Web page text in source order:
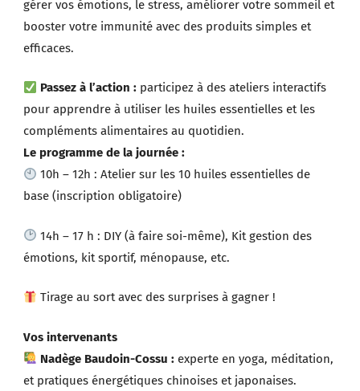
gérer vos émotions, le stress, améliorer votre sommeil et
booster votre immunité avec des produits simples et
efficaces.
Passez à l’action : participez à des ateliers interactifs
pour apprendre à utiliser les huiles essentielles et les
compléments alimentaires au quotidien.
Le programme de la journée :
10h – 12h : Atelier sur les 10 huiles essentielles de
base (inscription obligatoire)
14h – 17 h : DIY (à faire soi-même), Kit gestion des
émotions, kit sportif, ménopause, etc.
Tirage au sort avec des surprises à gagner !
Vos intervenants
Nadège Baudoin-Cossu : experte en yoga, méditation,
et pratiques énergétiques chinoises et japonaises.